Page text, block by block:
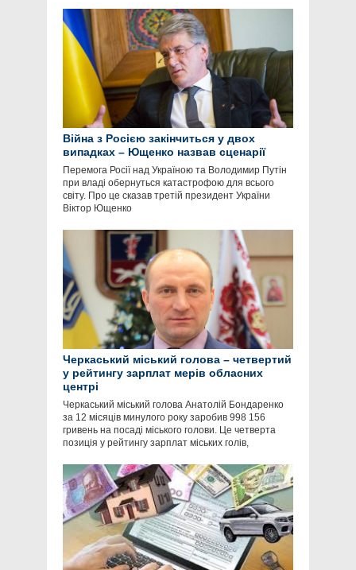
Війна з Росією закінчиться у двох
випадках – Ющенко назвав сценарії
Перемога Росії над Україною та Володимир Путін
при владі обернуться катастрофою для всього
світу. Про це сказав третій президент України
Віктор Ющенко
Черкаський міський голова – четвертий
у рейтингу зарплат мерів обласних
центрі
Черкаський міський голова Анатолій Бондаренко
за 12 місяців минулого року заробив 998 156
гривень на посаді міського голови. Це четверта
позиція у рейтингу зарплат міських голів,